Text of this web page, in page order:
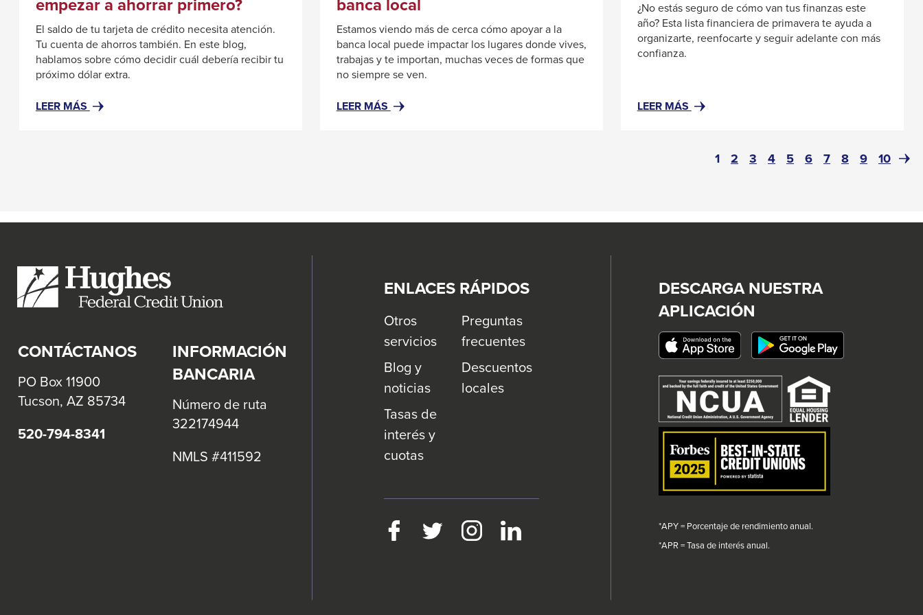
El saldo de tu tarjeta de crédito necesita atención.
Tu cuenta de ahorros también. En este blog,
hablamos sobre cómo decidir cuál debería recibir tu
próximo dólar extra.
LEER MÁS #RESOURCENOTFOUND:
EMPEZAR
PRIMERO?
Estamos viendo más de cerca cómo apoyar a la
banca local puede impactar los lugares donde vives,
trabajas y te importan, muchas veces de formas que
no siempre se ven.
LEER MÁS #RESOURCENOTFOUND:
LA
¿No estás seguro de cómo van tus finanzas este
año? Esta lista financiera de primavera te ayuda a
organizarte, reenfocarte y seguir adelante con más
confianza.
LEER MÁS #RESOURCENOTFOUND:
CÓMO
PONER
FINANZAS
Page
1(current)
Page
2 Page
3 Page
4 Page
5 Page
6 Page
7 Page
8 Page
9 Page
10 Next
CONTÁCTANOS
PO Box 11900
Tucson, AZ 85734
520-794-8341
INFORMACIÓN
BANCARIA
Número de ruta
322174944
NMLS #411592
ENLACES RÁPIDOS
Otros
servicios
Preguntas
frecuentes
Blog y
noticias
Descuentos
locales
Tasas de
interés y
cuotas
Facebook
This
Twitter
This
link
Instagram
This
link
LinkedIn
This
link
DESCARGA NUESTRA
APLICACIÓN
This
link
will
trigger
a
popup
message.
*APY = Porcentaje de rendimiento anual.
*APR = Tasa de interés anual.